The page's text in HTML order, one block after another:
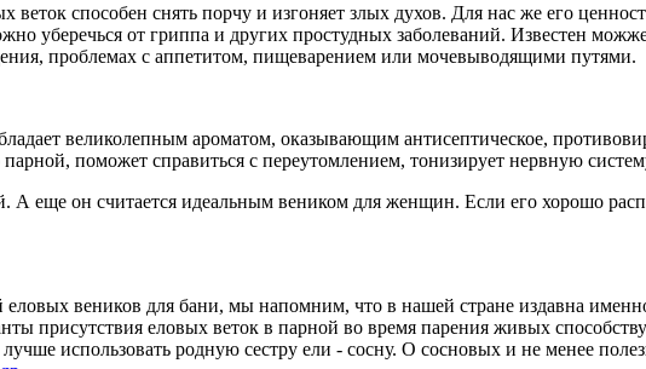
способен снять порчу и изгоняет злых духов. Для нас же его
уберечься от гриппа и других простудных заболеваний. Известен
проблемах с аппетитом, пищеварением или мочевыводящими путями.
великолепным ароматом, оказывающим антисептическое,
поможет справиться с переутомлением, тонизирует нервную
А еще он считается идеальным веником для женщин. Если его хорошо
веников для бани, мы напомним, что в нашей стране издавна
присутствия еловых веток в парной во время парения живых
использовать родную сестру ели - сосну. О сосновых и не менее